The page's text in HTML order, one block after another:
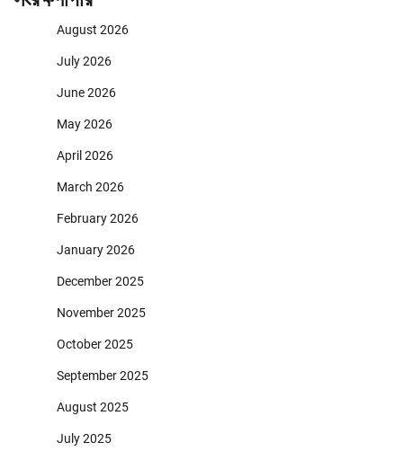
August 2026
July 2026
June 2026
May 2026
April 2026
March 2026
February 2026
January 2026
December 2025
November 2025
October 2025
September 2025
August 2025
July 2025